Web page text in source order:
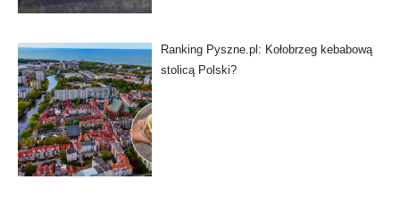
Ranking Pyszne.pl: Kołobrzeg kebabową
stolicą Polski?